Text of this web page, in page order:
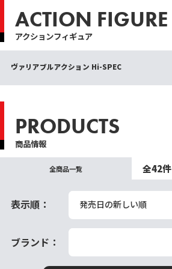
ACTION FIGURE
アクションフィギュア
ヴァリアブルアクション Hi-SPEC
PRODUCTS
商品情報
全商品一覧 全42件
表示順： 発売日の新しい順
ブランド：